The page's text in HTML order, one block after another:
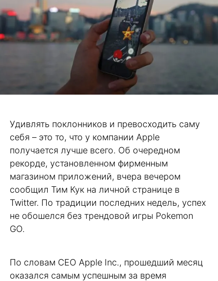
Удивлять поклонников и превосходить саму
себя – это то, что у компании Apple
получается лучше всего. Об очередном
рекорде, установленном фирменным
магазином приложений, вчера вечером
сообщил Тим Кук на личной странице в
Twitter. По традиции последних недель, успех
не обошелся без трендовой игры Pokemon
GO.
По словам CEO Apple Inc., прошедший месяц
оказался самым успешным за время